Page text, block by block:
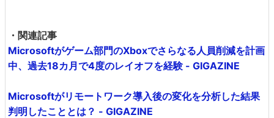
・関連記事
Microsoftがゲーム部門のXboxでさらなる人員削減を計画
中、過去18カ月で4度のレイオフを経験 - GIGAZINE
Microsoftがリモートワーク導入後の変化を分析した結果
判明したこととは？ - GIGAZINE